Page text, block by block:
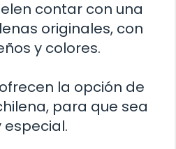
contar con una
originales, con
y colores.
la opción de
para que sea
especial.